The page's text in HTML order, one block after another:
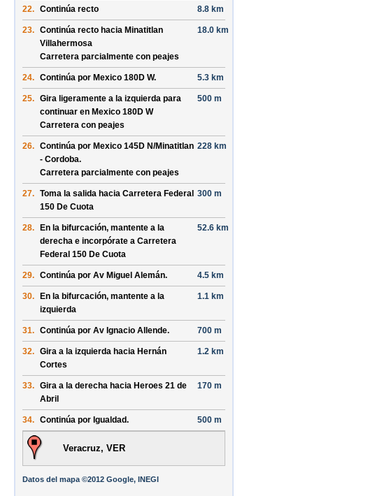
22. Continúa recto 8.8 km
23. Continúa recto hacia Minatitlan
Villahermosa
Carretera parcialmente con peajes
18.0 km
24. Continúa por Mexico 180D W. 5.3 km
25. Gira ligeramente a la izquierda para
continuar en Mexico 180D W
Carretera con peajes
500 m
26. Continúa por Mexico 145D N/Minatitlan
- Cordoba.
Carretera parcialmente con peajes
228 km
27. Toma la salida hacia Carretera Federal
150 De Cuota
300 m
28.
En la bifurcación, mantente a la
derecha e incorpórate a Carretera
Federal 150 De Cuota
52.6 km
29. Continúa por Av Miguel Alemán. 4.5 km
30.
En la bifurcación, mantente a la
izquierda
1.1 km
31. Continúa por Av Ignacio Allende. 700 m
32. Gira a la izquierda hacia Hernán
Cortes
1.2 km
33. Gira a la derecha hacia Heroes 21 de
Abril
170 m
34. Continúa por Igualdad. 500 m
Veracruz, VER
Datos del mapa ©2012 Google, INEGI